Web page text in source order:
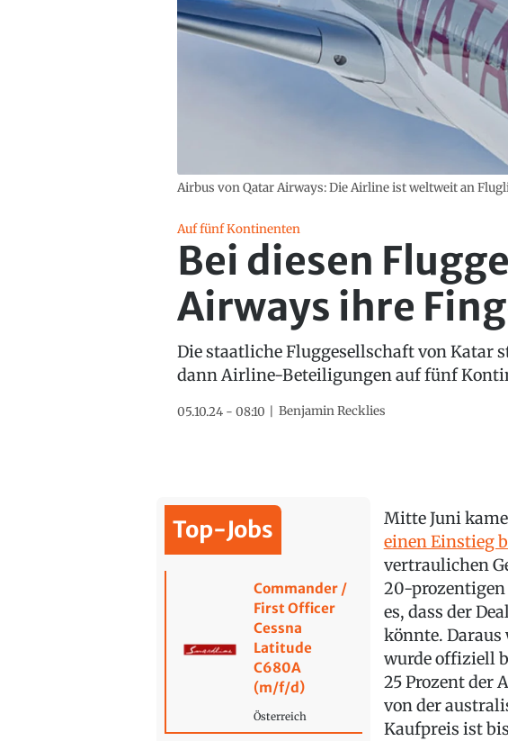
Airbus von Qatar Airways: Die Airline ist weltweit an
Auf fünf Kontinenten
Bei diesen
Airways ihre
Die staatliche Fluggesellschaft von Katar
dann Airline-Beteiligungen auf fünf
05.10.24 - 08:10 Benjamin Recklies
Top-Jobs
Commander /
First Officer
Cessna
Latitude
C680A
(m/f/d)
Österreich
Mitte Juni
einen Einstieg
vertraulichen
20-prozentigen
es, dass der
könnte. Daraus
wurde offiziell
25 Prozent der
von der
Kaufpreis ist